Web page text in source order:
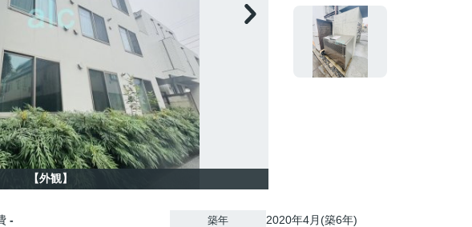
【外観】
- 築年 2020年4月(築6年)